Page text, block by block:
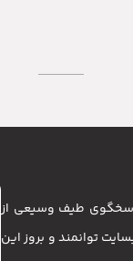
پاسخگوی طیف وسیعی از
و وبسایت توانمند و بروز این